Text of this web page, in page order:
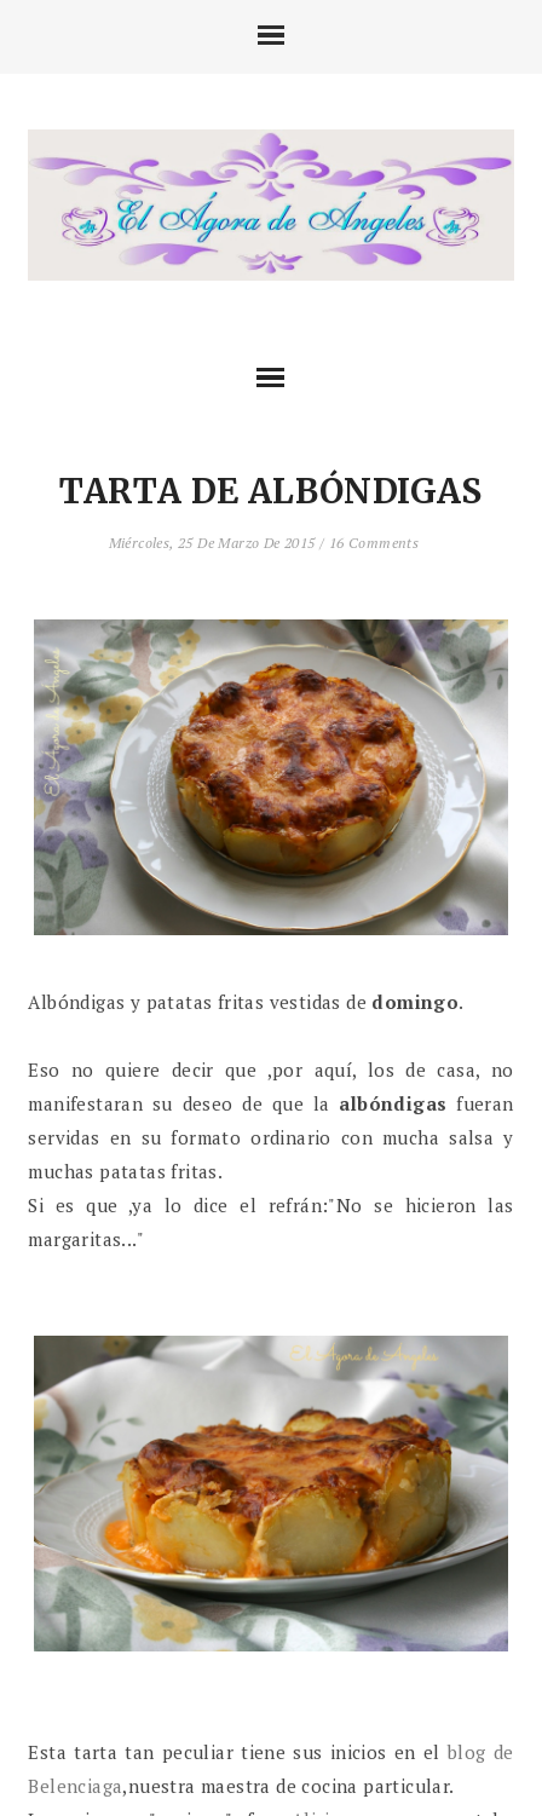
TARTA DE ALBÓNDIGAS
Miércoles, 25 De Marzo De 2015 / 16 Comments
Albóndigas y patatas fritas vestidas de domingo.
Eso no quiere decir que ,por aquí, los de casa, no
manifestaran su deseo de que la albóndigas fueran
servidas en su formato ordinario con mucha salsa y
muchas patatas fritas.
Si es que ,ya lo dice el refrán:"No se hicieron las
margaritas..."
Esta tarta tan peculiar tiene sus inicios en elblog de
Belenciaga,nuestra maestra de cocina particular.